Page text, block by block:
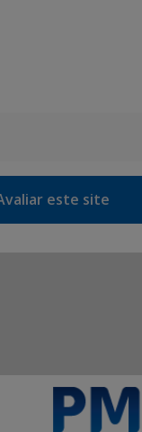
este site